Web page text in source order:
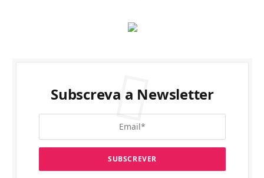
Subscreva a Newsletter